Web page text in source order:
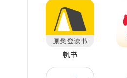
帆书